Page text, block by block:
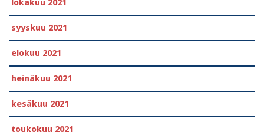
lokakuu 2021
syyskuu 2021
elokuu 2021
heinäkuu 2021
kesäkuu 2021
toukokuu 2021